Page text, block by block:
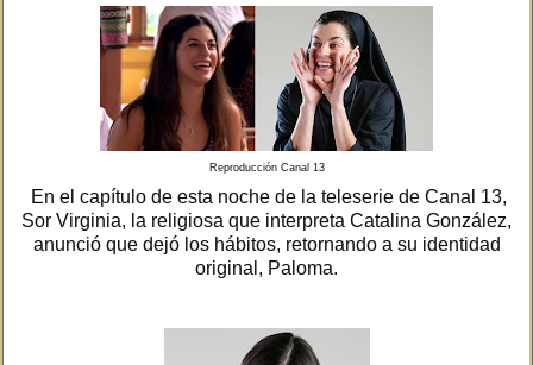
Reproducción Canal 13
En el capítulo de esta noche de la teleserie de Canal 13,
Sor Virginia, la religiosa que interpreta Catalina González,
anunció que dejó los hábitos, retornando a su identidad
original, Paloma.